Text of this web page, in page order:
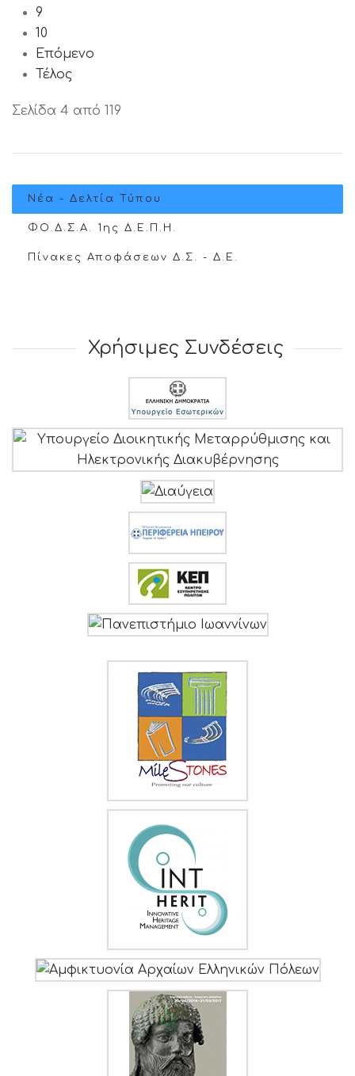
9
10
Επόμενο
Τέλος
Σελίδα 4 από 119
Νέα - Δελτία Τύπου
ΦΟ.Δ.Σ.Α. 1ης Δ.Ε.Π.Η.
Πίνακες Αποφάσεων Δ.Σ. - Δ.Ε.
Χρήσιμες Συνδέσεις